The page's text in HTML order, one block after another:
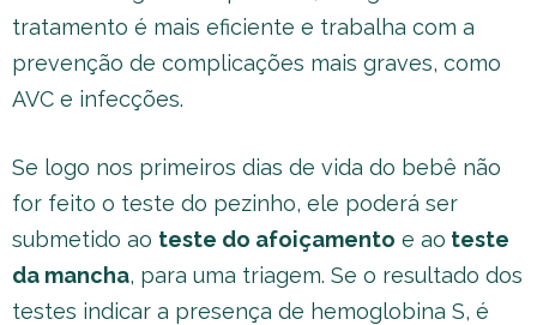
tratamento é mais eficiente e trabalha com a
prevenção de complicações mais graves, como
AVC e infecções.
Se logo nos primeiros dias de vida do bebê não
for feito o teste do pezinho, ele poderá ser
submetido ao teste do afoiçamento e ao teste
da mancha, para uma triagem. Se o resultado dos
testes indicar a presença de hemoglobina S, é